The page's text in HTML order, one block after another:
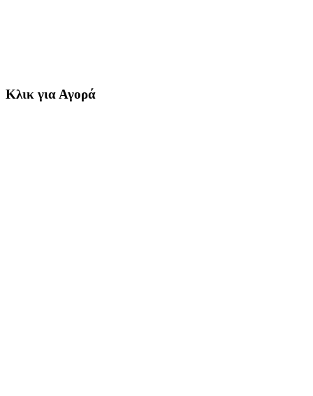
Κλικ για Αγορά